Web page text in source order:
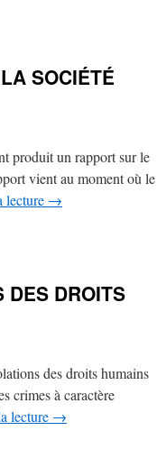
SOCIÉTÉ
produit un rapport sur le
vient au moment où le
lecture →
DES DROITS
des droits humains
crimes à caractère
lecture →